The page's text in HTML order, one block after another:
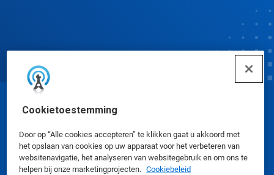
Cookietoestemming
Door op “Alle cookies accepteren” te klikken gaat u akkoord met
het opslaan van cookies op uw apparaat voor het verbeteren van
websitenavigatie, het analyseren van websitegebruik en om ons te
helpen bij onze marketingprojecten. Cookiebeleid
© Ecolab Inc. 2025
Veiligheidsinformatiebladen|Privacybeleid|
Gebruiksvoorwaarden